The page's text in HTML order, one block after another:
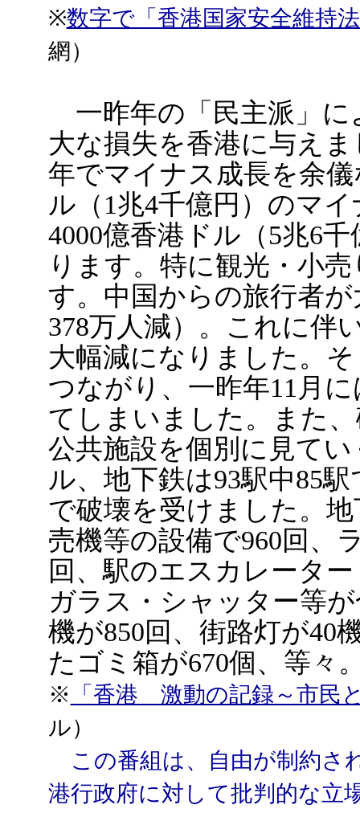
※数字で「香港国家安全維持
網）
一昨年の「民主派」に
大な損失を香港に与え
年でマイナス成長を余
ル（1兆4千億円）のマ
4000億香港ドル（5兆6
ります。特に観光・小
す。中国からの旅行者
378万人減）。これに伴
大幅減になりました。
つながり、一昨年11月
てしまいました。また
公共施設を個別に見て
ル、地下鉄は93駅中85
で破壊を受けました。
売機等の設備で960回、
回、駅のエスカレータ
ガラス・シャッター等
機が850回、街路灯が40
たゴミ箱が670個、等々
※
「香港 激動の記録～市民
ル）
この番組は、自由が制約さ
港行政府に対して批判的な立